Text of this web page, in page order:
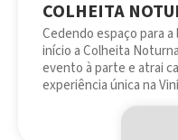
COLHEITA
Cedendo espaço para
início a Colheita
evento à parte e atrai
experiência única na